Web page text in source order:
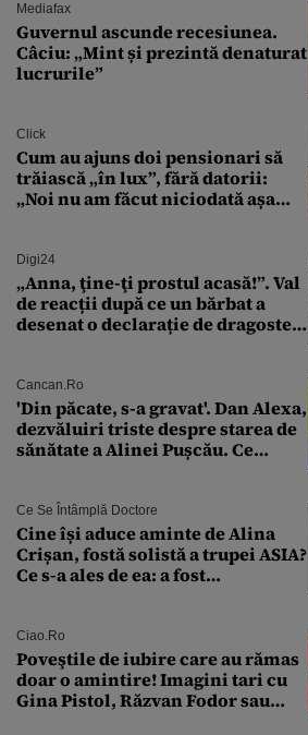
Mediafax
Guvernul ascunde recesiunea.
Câciu: „Mint și prezintă denaturat
lucrurile”
Click
Cum au ajuns doi pensionari să
trăiască „în lux”, fără datorii:
„Noi nu am făcut niciodată așa
Digi24
„Anna, ţine-ţi prostul acasă!”. Val
de reacții după ce un bărbat a
desenat o declarație de dragoste
Cancan.ro
'Din păcate, s-a gravat'. Dan Alexa,
dezvăluiri triste despre starea de
sănătate a Alinei Pușcău. Ce
Ce Se Întâmplă Doctore
Cine își aduce aminte de Alina
Crișan, fostă solistă a trupei ASIA?
Ce s-a ales de ea: a fost
Ciao.ro
Poveştile de iubire care au rămas
doar o amintire! Imagini tari cu
Gina Pistol, Răzvan Fodor sau